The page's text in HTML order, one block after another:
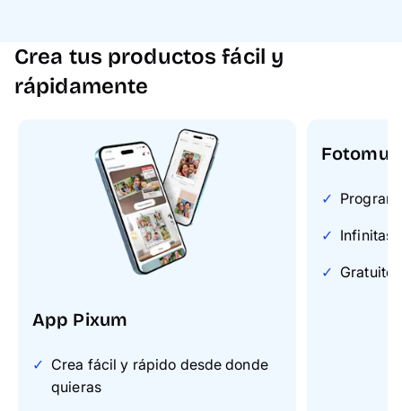
Crea tus productos fácil y
rápidamente
App Pixum
Crea fácil y rápido desde donde
quieras
Infinitas
Gratuito